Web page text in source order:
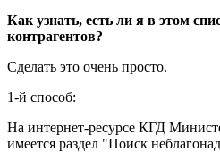
Как узнать, есть ли я в этом
контрагентов?
Сделать это очень просто.
1-й способ:
На интернет-ресурсе КГД
имеется раздел "Поиск